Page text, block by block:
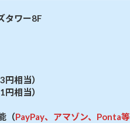
タワー8F
相当）
相当）
（PayPay、アマゾン、Ponta等